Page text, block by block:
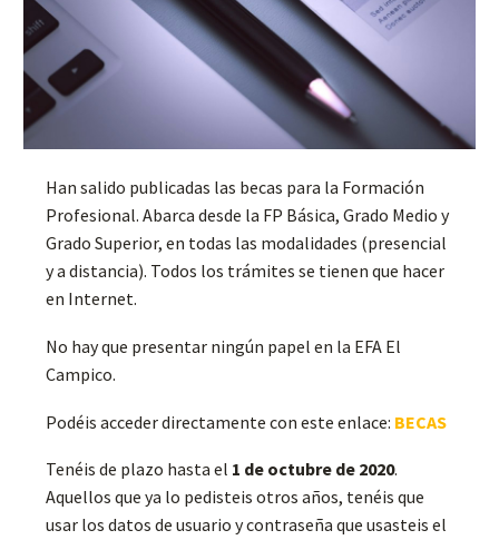
Han salido publicadas las becas para la Formación
Profesional. Abarca desde la FP Básica, Grado Medio y
Grado Superior, en todas las modalidades (presencial
y a distancia). Todos los trámites se tienen que hacer
en Internet.
No hay que presentar ningún papel en la EFA El
Campico.
Podéis acceder directamente con este enlace: BECAS
Tenéis de plazo hasta el 1 de octubre de 2020.
Aquellos que ya lo pedisteis otros años, tenéis que
usar los datos de usuario y contraseña que usasteis el